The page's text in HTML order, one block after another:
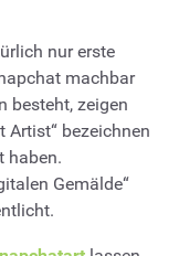
nur erste
machbar
besteht, zeigen
Artist“ bezeichnen
haben.
Gemälde“